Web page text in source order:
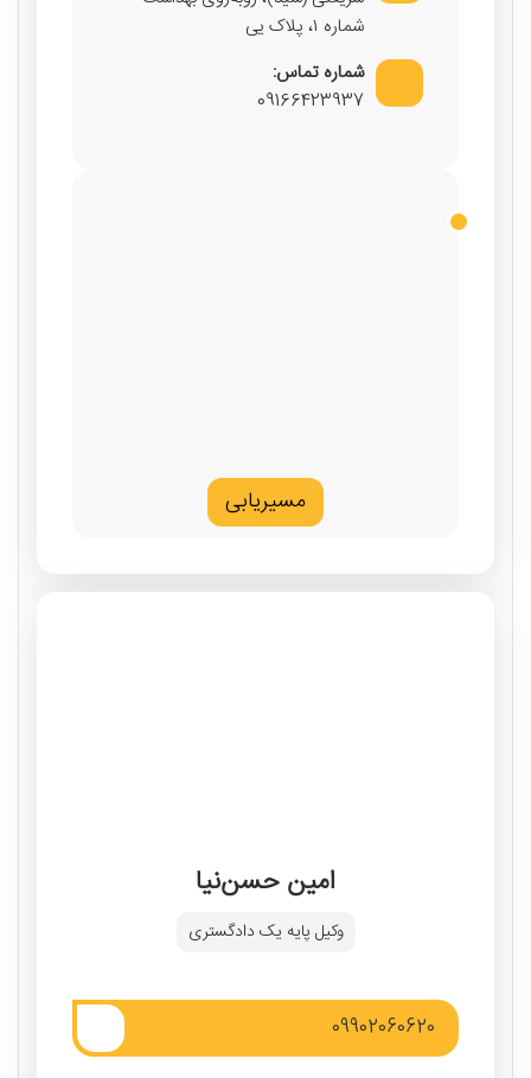
شماره ۱، پلاک یی
شماره تماس:
09166423937
مسیریابی
امین حسن‌نیا
وکیل پایه یک دادگستری
09902060620